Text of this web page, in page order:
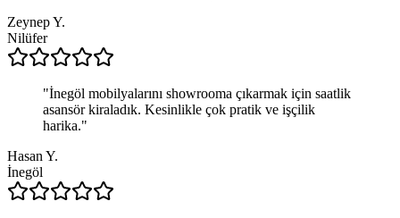
Zeynep Y.
Nilüfer
"İnegöl mobilyalarını showrooma çıkarmak için saatlik
asansör kiraladık. Kesinlikle çok pratik ve işçilik
harika."
Hasan Y.
İnegöl